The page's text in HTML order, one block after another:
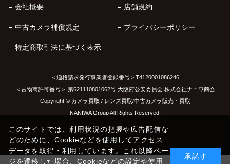
会社概要 店舗規約
中古カメラ補償規定 プライバシーポリシー
特定商取引法に基づく表示
＜適格請求発行事業者登録番号＞T4120001086246
＜古物商許可番号＞ 第621110801062号 大阪府公安委員会 株式会社ナニワ商会
Copyright © カメラ買取 / レンズ買取/中古カメラ販売・買取
NANIWA Group All Rights Reserved.
このサイトでは、利用状況の把握や広告配信な
どのために、Cookieなどを使用してアクセス
データを取得・利用しています。これ以降ペー
ジを遷移した場合、Cookieなどの設定や使用
承諾す